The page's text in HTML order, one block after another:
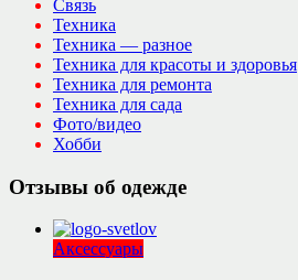
Связь
Техника
Техника — разное
Техника для красоты и здоровья
Техника для ремонта
Техника для сада
Фото/видео
Хобби
Отзывы об одежде
Аксессуары